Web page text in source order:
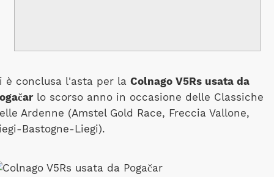
è conclusa l'asta per la Colnago V5Rs usata da
lo scorso anno in occasione delle Classiche
Ardenne (Amstel Gold Race, Freccia Vallone,
Bastogne-Liegi).